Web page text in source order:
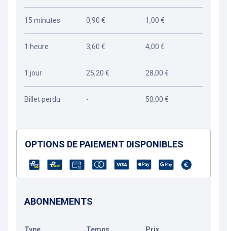
15 minutes 0,90 € 1,00 €
1 heure 3,60 € 4,00 €
1 jour 25,20 € 28,00 €
Billet perdu - 50,00 €
OPTIONS DE PAIEMENT DISPONIBLES
ABONNEMENTS